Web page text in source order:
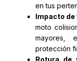
en tus
Impacto
moto
mayores,
protección